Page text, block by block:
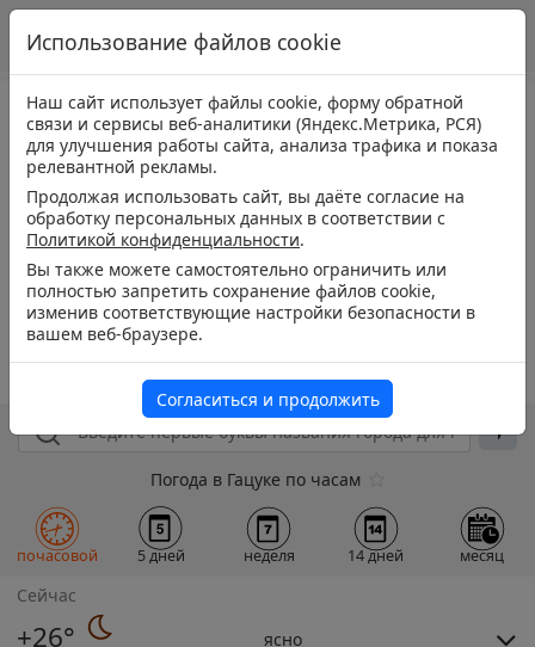
Погода в Гацуке по часам
почасовой 5 дней неделя 14 дней месяц
Сейчас
+26° ясно
Использование файлов cookie
Наш сайт использует файлы cookie, форму обратной
связи и сервисы веб-аналитики (Яндекс.Метрика, РСЯ)
для улучшения работы сайта, анализа трафика и показа
релевантной рекламы.
Продолжая использовать сайт, вы даёте согласие на
обработку персональных данных в соответствии с
Политикой конфиденциальности.
Вы также можете самостоятельно ограничить или
полностью запретить сохранение файлов cookie,
изменив соответствующие настройки безопасности в
вашем веб-браузере.
Согласиться и продолжить